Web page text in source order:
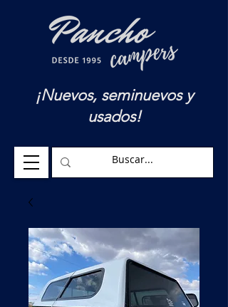
¡Nuevos, seminuevos y
usados!